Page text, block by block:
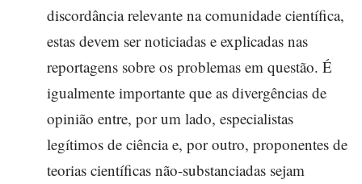
discordância relevante na comunidade científica,
estas devem ser noticiadas e explicadas nas
reportagens sobre os problemas em questão. É
igualmente importante que as divergências de
opinião entre, por um lado, especialistas
legítimos de ciência e, por outro, proponentes de
teorias científicas não-substanciadas sejam